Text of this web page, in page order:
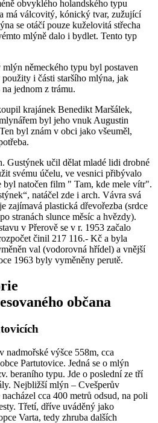
obvyklého holandského typu
má válcovitý, kónický tvar, zužující
se otáčí pouze kuželovitá střecha
mlýně dalo i bydlet. Tento typ
německého typu byl postaven
i části staršího mlýna, jak
jednom z trámu.
krajánek Benedikt Maršálek,
byl jeho vnuk Augustin
byl znám v obci jako všeuměl,
Gustýnek učil dělat mladé lidi drobné
svému účelu, ve vesnici přibývalo
natočen film " Tam, kde mele vítr".
natáčel zde i arch. Vávra svá
zajímavá plastická dřevořezba (srdce
stranách slunce měsíc a hvězdy).
v Přerově se v r. 1953 začalo
činil 217 116.- Kč a byla
val (vodorovná hřídel) a vnější
1963 byly vyměněny perutě.
občana
výšce 558m, cca
Partutovice. Jedná se o mlýn
beraního typu. Jde o poslední ze tří
Nejbližší mlýn – Cvešperův
cca 400 metrů odsud, na poli
Třetí, dříve uváděný jako
Varta, tedy zhruba dalších